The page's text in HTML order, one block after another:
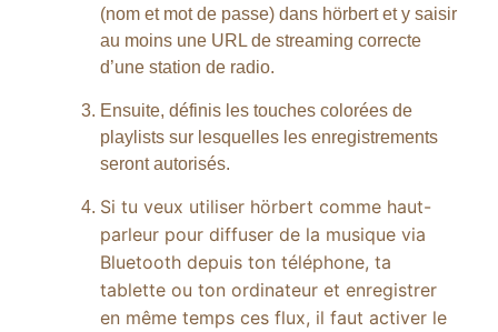
(nom et mot de passe) dans hörbert et y saisir
au moins une URL de streaming correcte
d’une station de radio.
Ensuite, définis les touches colorées de
playlists sur lesquelles les enregistrements
seront autorisés.
Si tu veux utiliser hörbert comme haut-
parleur pour diffuser de la musique via
Bluetooth depuis ton téléphone, ta
tablette ou ton ordinateur et enregistrer
en même temps ces flux, il faut activer le